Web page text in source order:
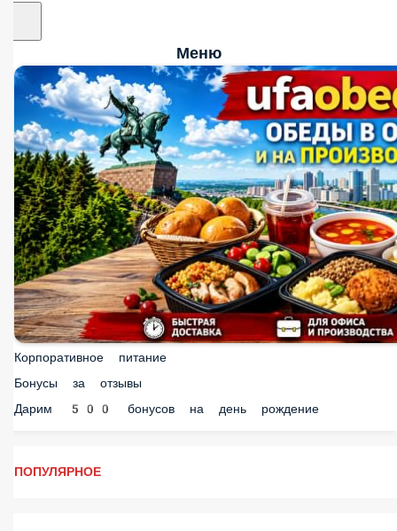
Меню
Корпоративное питание
Бонусы за отзывы
Дарим 500 бонусов на день рождение
ПОПУЛЯРНОЕ